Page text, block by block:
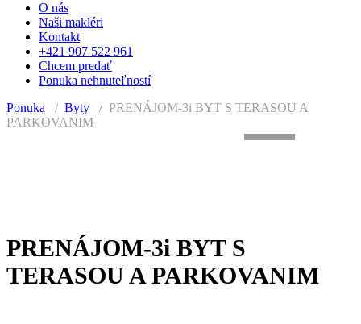
O nás
Naši makléri
Kontakt
+421 907 522 961
Chcem predať
Ponuka nehnuteľností
Ponuka
Byty
PRENÁJOM-3i BYT S TERASOU A
PARKOVANIM
+13
PRENÁJOM-3i BYT S
TERASOU A PARKOVANIM